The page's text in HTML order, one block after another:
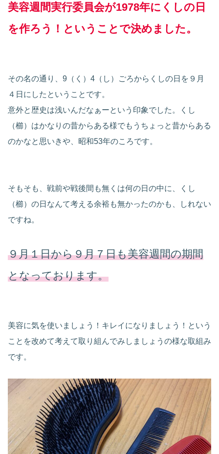
美容週間実行委員会が1978年にくしの日
を作ろう！ということで決めました。
その名の通り、9（く）4（し）ごろからくしの日を９月
４日にしたということです。
意外と歴史は浅いんだなぁーという印象でした。くし
（櫛）はかなりの昔からある様でもうちょっと昔からある
のかなと思いきや、昭和53年のころです。
そもそも、戦前や戦後間も無くは何の日の中に、くし
（櫛）の日なんて考える余裕も無かったのかも、しれない
ですね。
９月１日から９月７日も美容週間の期間
となっております。
美容に気を使いましょう！キレイになりましょう！という
ことを改めて考えて取り組んでみしましょうの様な取組み
です。